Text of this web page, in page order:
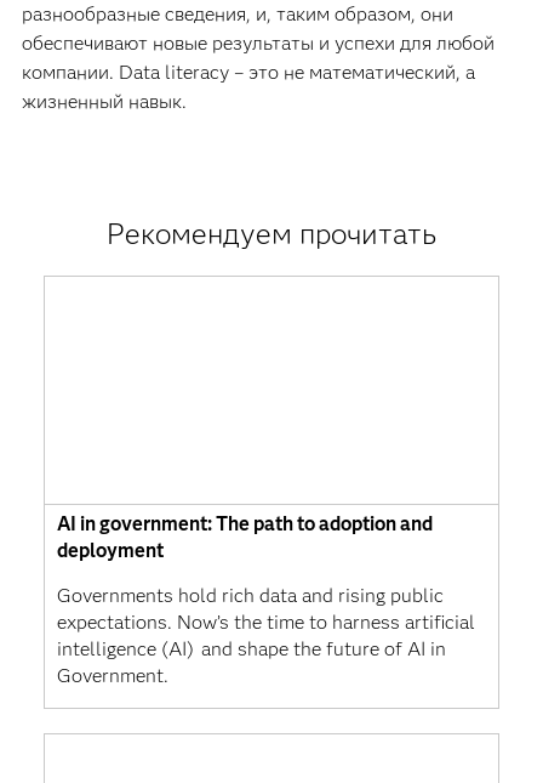
разнообразные сведения, и, таким образом, они
обеспечивают новые результаты и успехи для любой
компании. Data literacy – это не математический, а
жизненный навык.
Рекомендуем прочитать
AI in government: The path to adoption and
deployment
Governments hold rich data and rising public
expectations. Now’s the time to harness artificial
intelligence (AI) and shape the future of AI in
Government.